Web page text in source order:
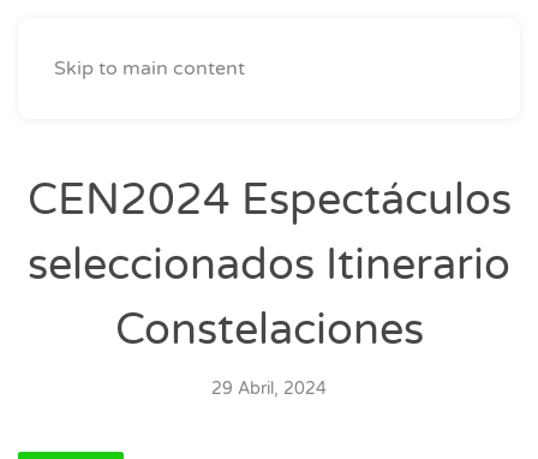
Skip to main content
CEN2024 Espectáculos
seleccionados Itinerario
Constelaciones
29 Abril, 2024